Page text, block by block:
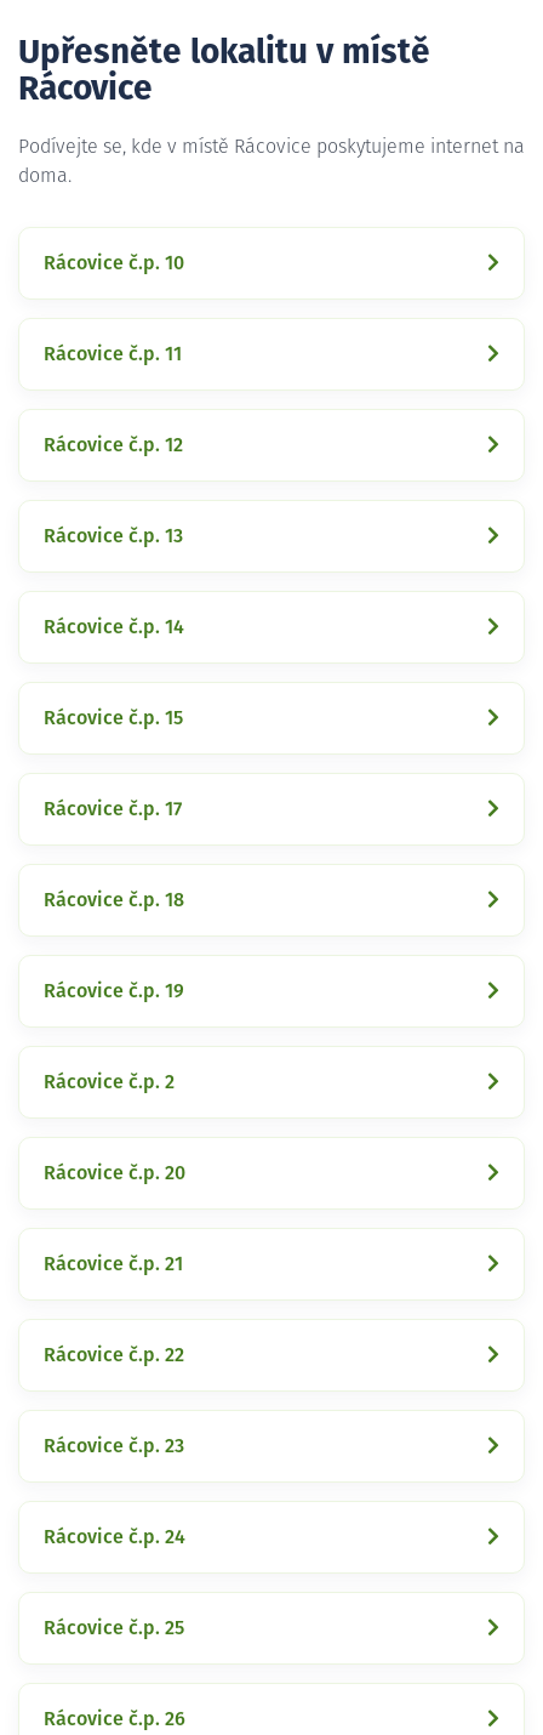
Upřesněte lokalitu v místě
Rácovice
Podívejte se, kde v místě Rácovice poskytujeme internet na
doma.
Rácovice č.p. 10
Rácovice č.p. 11
Rácovice č.p. 12
Rácovice č.p. 13
Rácovice č.p. 14
Rácovice č.p. 15
Rácovice č.p. 17
Rácovice č.p. 18
Rácovice č.p. 19
Rácovice č.p. 2
Rácovice č.p. 20
Rácovice č.p. 21
Rácovice č.p. 22
Rácovice č.p. 23
Rácovice č.p. 24
Rácovice č.p. 25
Rácovice č.p. 26